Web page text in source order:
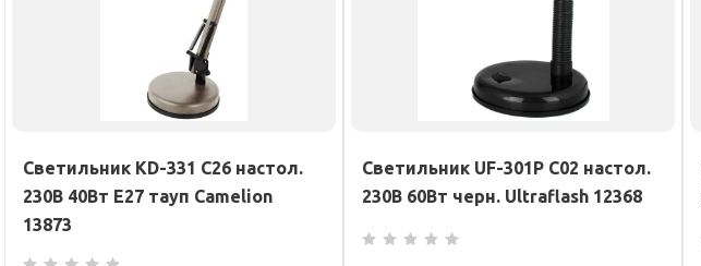
Светильник KD-331 C26 настол.
230В 40Вт E27 тауп Camelion
13873
Светильник UF-301P С02 настол.
230В 60Вт черн. Ultraflash 12368